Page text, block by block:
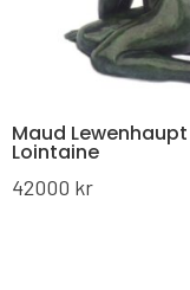
Maud
Lointaine
42000 kr